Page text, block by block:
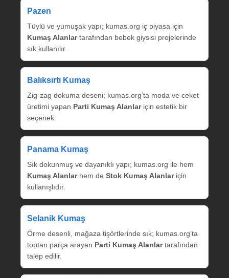
Pazen
Tüylü ve yumuşak yapı; kumas.org iç piyasa için
Kumaş Alanlartarafından bebek giysisi projelerinde
sık kullanılır.
Balıksırtı Kumaş
Zig‑zag dokuma deseni; kumas.org’ta moda ve ceket
üretimi yapan Parti Kumaş Alanlariçin estetik bir
seçenek.
Panama Kumaş
Sık dokunmuş ve dayanıklı yapı; kumas.org ile hem
Kumaş Alanlarhem de Stok Kumaş Alanlariçin
kullanışlıdır.
Selanik Kumaş
Örme desenli, mağaza tişörtlerinde sık; kumas.org’ta
toptan parça arayan Parti Kumaş Alanlartarafından
talep edilir.